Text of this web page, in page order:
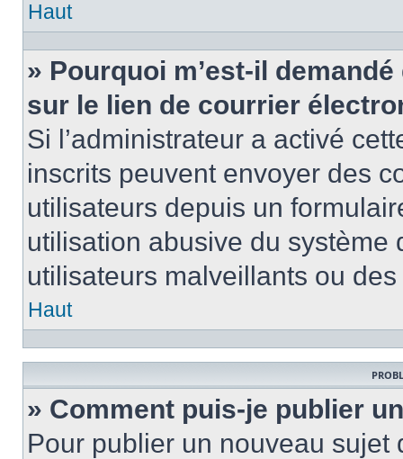
Haut
» Pourquoi m’est-il
sur le lien de courrier
Si l’administrateur a activé
inscrits peuvent envoyer des
utilisateurs depuis un
utilisation abusive du
utilisateurs malveillants ou
Haut
» Comment puis-je publier
Pour publier un nouveau